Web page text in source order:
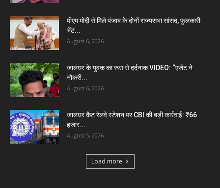
पीएम मोदी से मिले पंजाब के दोनों राज्यसभा सांसद, फुलकारी
भेंट...
August 6, 2026
जालंधर के युवक का रूस से दर्दनाक VIDEO: “एजेंट ने
नौकरी...
August 6, 2026
जालंधर कैंट रेलवे स्टेशन पर CBI की बड़ी कार्रवाई: ₹66
हजार...
August 5, 2026
Load more